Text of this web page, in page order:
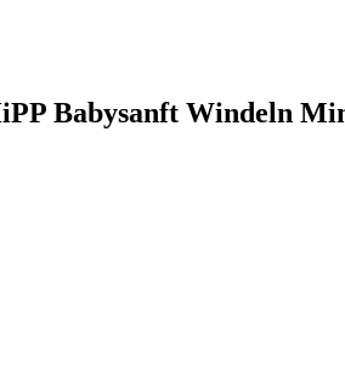
Babysanft Windeln